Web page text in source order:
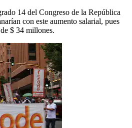
14 del Congreso de la República
con este aumento salarial, pues
$ 34 millones.